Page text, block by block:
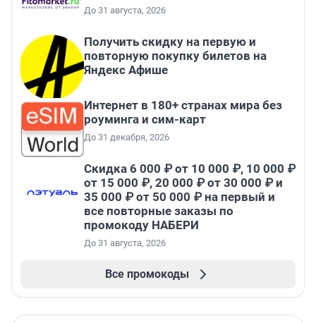
До 31 августа, 2026
Получить скидку на первую и
повторную покупку билетов на
Яндекс Афише
Интернет в 180+ странах мира без
роуминга и сим-карт
До 31 декабря, 2026
Скидка 6 000 ₽ от 10 000 ₽, 10 000 ₽
от 15 000 ₽, 20 000 ₽ от 30 000 ₽ и
35 000 ₽ от 50 000 ₽ на первый и
все повторные заказы по
промокоду НАБЕРИ
До 31 августа, 2026
Все промокоды